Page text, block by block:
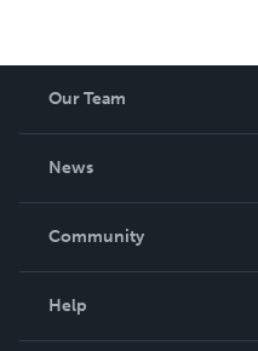
Our Team
News
In The News
Community
Help